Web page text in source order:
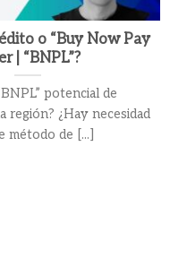
o “Buy Now Pay
| “BNPL”?
potencial de
región? ¿Hay necesidad
método de [...]